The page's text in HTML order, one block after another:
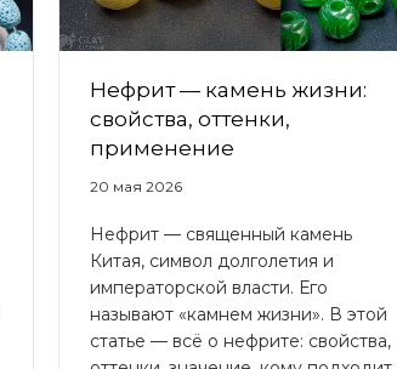
Нефрит — камень жизни:
свойства, оттенки,
применение
20 мая 2026
Нефрит — священный камень
Китая, символ долголетия и
императорской власти. Его
называют «камнем жизни». В этой
статье — всё о нефрите: свойства,